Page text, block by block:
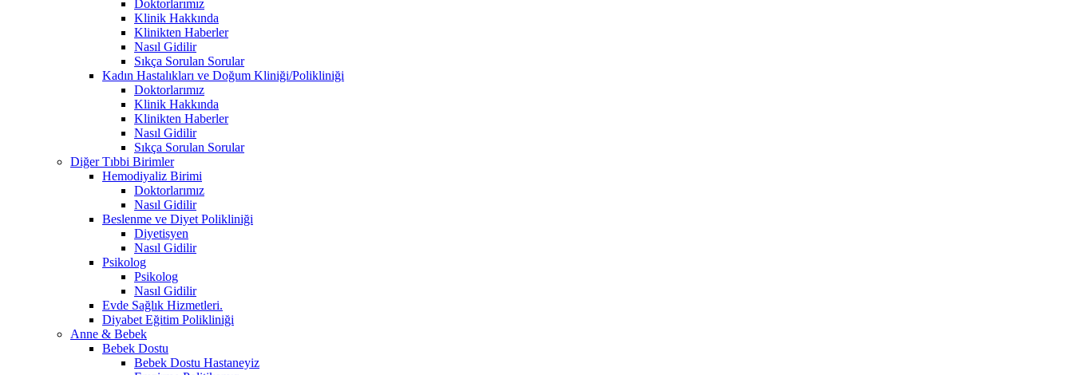
Doktorlarımız
Klinik Hakkında
Klinikten Haberler
Nasıl Gidilir
Sıkça Sorulan Sorular
Kadın Hastalıkları ve Doğum Kliniği/Polikliniği
Doktorlarımız
Klinik Hakkında
Klinikten Haberler
Nasıl Gidilir
Sıkça Sorulan Sorular
Diğer Tıbbi Birimler
Hemodiyaliz Birimi
Doktorlarımız
Nasıl Gidilir
Beslenme ve Diyet Polikliniği
Diyetisyen
Nasıl Gidilir
Psikolog
Psikolog
Nasıl Gidilir
Evde Sağlık Hizmetleri.
Diyabet Eğitim Polikliniği
Anne & Bebek
Bebek Dostu
Bebek Dostu Hastaneyiz